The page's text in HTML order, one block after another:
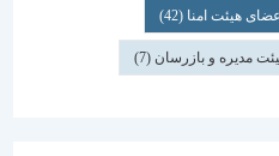
امنا(42)
و بازرسان(7)